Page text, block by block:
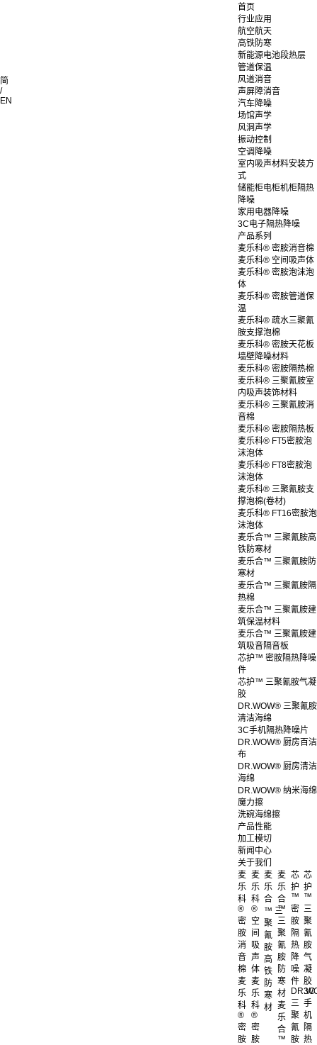
简
/
EN
首页
行业应用
航空航天
高铁防寒
新能源电池段热层
管道保温
风道消音
声屏障消音
汽车降噪
场馆声学
风洞声学
振动控制
空调降噪
室内吸声材料安装方
式
储能柜电柜机柜隔热
降噪
家用电器降噪
3C电子隔热降噪
产品系列
麦乐科® 密胺消音棉
麦乐科® 空间吸声体
麦乐科® 密胺泡沫泡
体
麦乐科® 密胺管道保
温
麦乐科® 疏水三聚氰
胺支撑泡棉
麦乐科® 密胺天花板
墙壁降噪材料
麦乐科® 密胺隔热棉
麦乐科® 三聚氰胺室
内吸声装饰材料
麦乐科® 三聚氰胺消
音棉
麦乐科® 密胺隔热板
麦乐科® FT5密胺泡
沫泡体
麦乐科® FT8密胺泡
沫泡体
麦乐科® 三聚氰胺支
撑泡棉(卷材)
麦乐科® FT16密胺泡
沫泡体
麦乐合™ 三聚氰胺高
铁防寒材
麦乐合™ 三聚氰胺防
寒材
麦乐合™ 三聚氰胺隔
热棉
麦乐合™ 三聚氰胺建
筑保温材料
麦乐合™ 三聚氰胺建
筑吸音隔音板
芯护™ 密胺隔热降噪
件
芯护™ 三聚氰胺气凝
胶
DR.WOW® 三聚氰胺
清洁海绵
3C手机隔热降噪片
DR.WOW® 厨房百洁
布
DR.WOW® 厨房清洁
海绵
DR.WOW® 纳米海绵
魔力擦
洗碗海绵擦
产品性能
加工模切
新闻中心
关于我们
麦
乐
科
®
密
胺
消
音
棉
麦
乐
科
®
空
间
吸
声
体
麦
乐
科
®
密
胺
麦
乐
科
®
密
胺
麦
乐
合
™ 三
聚
氰
胺
高
铁
防
寒
材
麦
乐
合
™
三
聚
氰
胺
防
寒
材
麦
乐
合
™
芯
护
™
密
胺
隔
热
降
噪
件
芯
护
™
三
聚
氰
胺
气
凝
胶
三
聚
氰
胺
3C
手
机
隔
热